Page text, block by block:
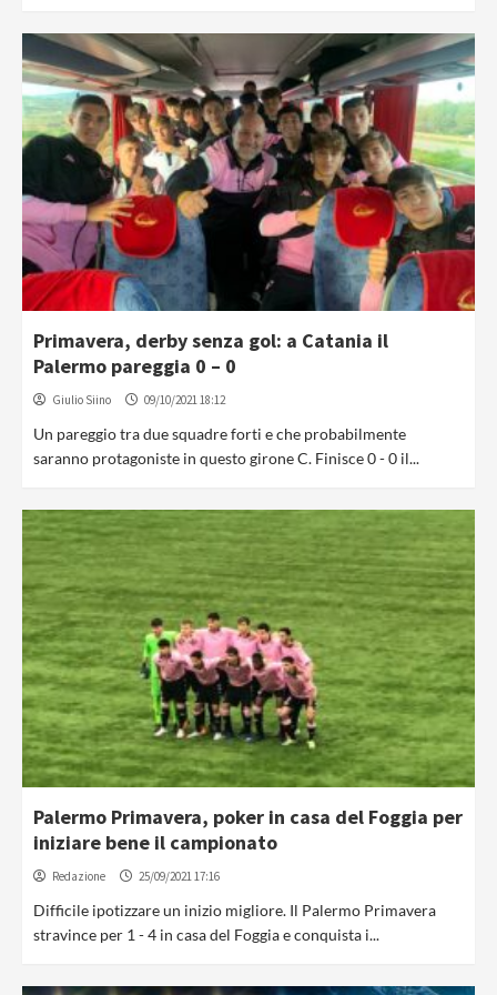
Primavera, derby senza gol: a Catania il
Palermo pareggia 0 – 0
Giulio Siino 09/10/2021 18:12
Un pareggio tra due squadre forti e che probabilmente
saranno protagoniste in questo girone C. Finisce 0 - 0 il...
Palermo Primavera, poker in casa del Foggia per
iniziare bene il campionato
Redazione 25/09/2021 17:16
Difficile ipotizzare un inizio migliore. Il Palermo Primavera
stravince per 1 - 4 in casa del Foggia e conquista i...